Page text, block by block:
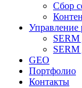
Сбор
Управление
SERM
SERM
GEO
Портфолио
Контакты